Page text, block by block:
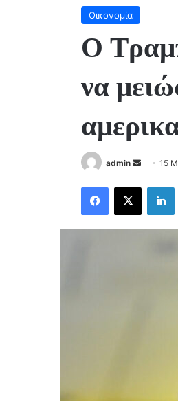
Οικονομία
Ο
να
admin
Send
email
15
Facebook
X